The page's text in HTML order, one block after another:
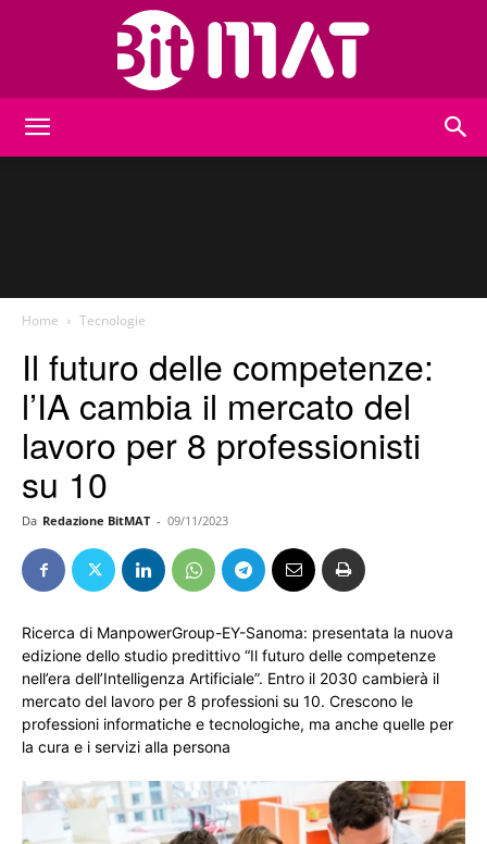
Home Tecnologie
Il futuro delle competenze:
l’IA cambia il mercato del
lavoro per 8 professionisti
su 10
Da Redazione BitMAT - 09/11/2023
Ricerca di ManpowerGroup-EY-Sanoma: presentata la nuova
edizione dello studio predittivo “Il futuro delle competenze
nell’era dell’Intelligenza Artificiale”. Entro il 2030 cambierà il
mercato del lavoro per 8 professioni su 10. Crescono le
professioni informatiche e tecnologiche, ma anche quelle per
la cura e i servizi alla persona